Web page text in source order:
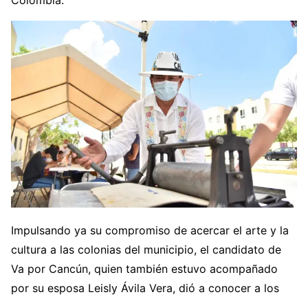
Impulsando ya su compromiso de acercar el arte y la
cultura a las colonias del municipio, el candidato de
Va por Cancún, quien también estuvo acompañado
por su esposa Leisly Ávila Vera, dió a conocer a los